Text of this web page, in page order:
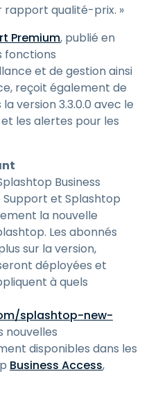
qualité-prix. »
Premium, publié en
fonctions
et de gestion ainsi
reçoit également de
version 3.3.0.0 avec le
les alertes pour les
Business
et Splashtop
la nouvelle
Les abonnés
sur la version,
déployées et
à quels
splashtop-new-
nouvelles
disponibles dans les
Business Access,